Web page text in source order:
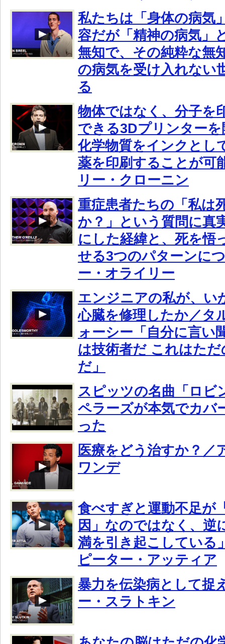
私たちは「身体の病気
容だが「精神の病気」
無知で、その純粋な無
の病気を受け入れない
る
物体ではなく、分子を
できる3Dプリンター
化学物質をインクとし
薬を印刷することが可
リー・クローニン
重症患者たちの「私は
か？」という質問に真
にした経緯と、死を悟
せる3つのパターンに
ー・オライリー
エンジニアの私が、い
心臓を修理したか／タ
ォーシー「自分に言い
は技術者だ これはた
だ」
スピッツの名曲「ロビ
ペラーズが本気でカバ
った
医療をどう治すか？／
ワンデ
食べすぎと運動不足が
因」なのではなく、逆
満を引き起こしている
ピーター・アッティア
暴力を伝染病として捉
ー・スラトキン